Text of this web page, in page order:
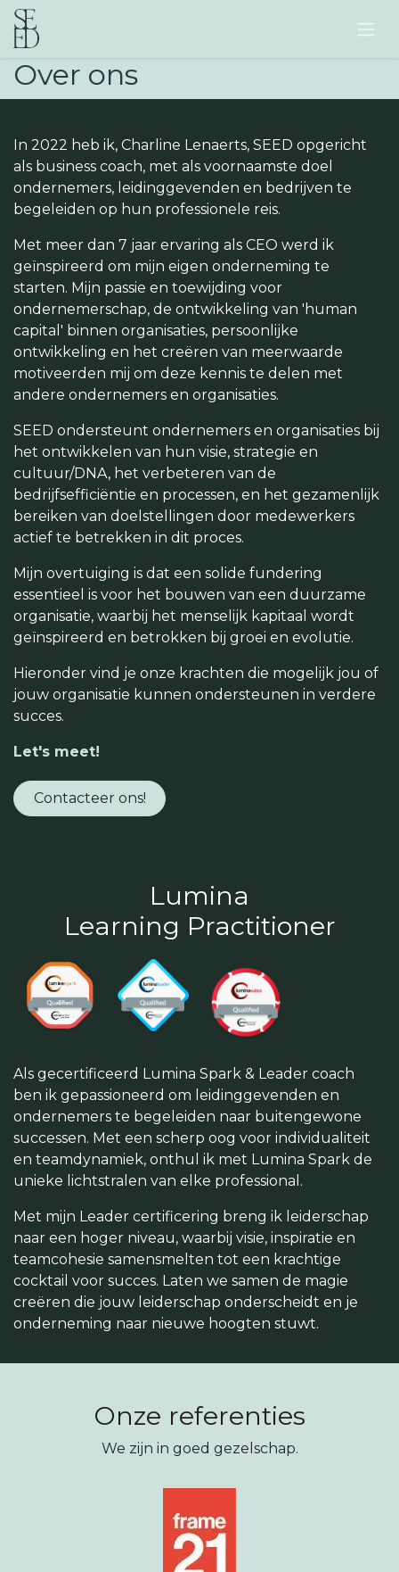
Overslaan naar inhoud
Over ons
In 2022 heb ik, Charline Lenaerts, SEED opgericht
als business coach, met als voornaamste doel
ondernemers, leidinggevenden en bedrijven te
begeleiden op hun professionele reis.
Met meer dan 7 jaar ervaring als CEO werd ik
geïnspireerd om mijn eigen onderneming te
starten. Mijn passie en toewijding voor
ondernemerschap, de ontwikkeling van 'human
capital' binnen organisaties, persoonlijke
ontwikkeling en het creëren van meerwaarde
motiveerden mij om deze kennis te delen met
andere ondernemers en organisaties.
SEED ondersteunt ondernemers en organisaties bij
het ontwikkelen van hun visie, strategie en
cultuur/DNA, het verbeteren van de
bedrijfsefficiëntie en processen, en het gezamenlijk
bereiken van doelstellingen door medewerkers
actief te betrekken in dit proces.
Mijn overtuiging is dat een solide fundering
essentieel is voor het bouwen van een duurzame
organisatie, waarbij het menselijk kapitaal wordt
geïnspireerd en betrokken bij groei en evolutie.
Hieronder vind je onze krachten die mogelijk jou of
jouw organisatie kunnen ondersteunen in verdere
succes.
Let's meet!
Contacteer ons!
Lumina
Learning Practitioner
Als gecertificeerd Lumina Spark & Leader coach
ben ik gepassioneerd om leidinggevenden en
ondernemers te begeleiden naar buitengewone
successen. Met een scherp oog voor individualiteit
en teamdynamiek, onthul ik met Lumina Spark de
unieke lichtstralen van elke professional.
Met mijn Leader certificering breng ik leiderschap
naar een hoger niveau, waarbij visie, inspiratie en
teamcohesie samensmelten tot een krachtige
cocktail voor succes. Laten we samen de magie
creëren die jouw leiderschap onderscheidt en je
onderneming naar nieuwe hoogten stuwt.
Onze referenties
We zijn in goed gezelschap.